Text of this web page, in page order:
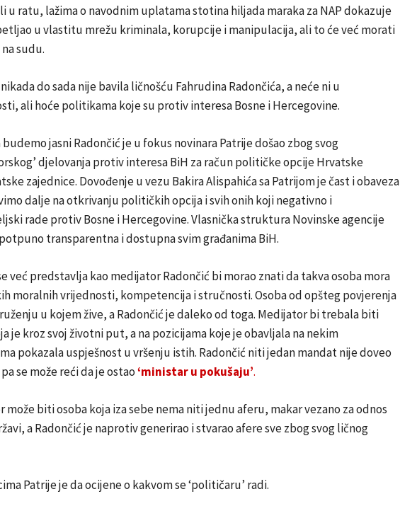
u ratu, lažima o navodnim uplatama stotina hiljada maraka za NAP dokazuje
u vlastitu mrežu kriminala, korupcije i manipulacija, ali to će već morati
sudu.
do sada nije bavila ličnošću Fahrudina Radončića, a neće ni u
ali hoće politikama koje su protiv interesa Bosne i Hercegovine.
budemo jasni Radončić je u fokus novinara Patrije došao zbog svog
djelovanja protiv interesa BiH za račun političke opcije Hrvatske
zajednice. Dovođenje u vezu Bakira Alispahića sa Patrijom je čast i obaveza
dalje na otkrivanju političkih opcija i svih onih koji negativno i
rade protiv Bosne i Hercegovine. Vlasnička struktura Novinske agencije
transparentna i dostupna svim građanima BiH.
već predstavlja kao medijator Radončić bi morao znati da takva osoba mora
moralnih vrijednosti, kompetencija i stručnosti. Osoba od opšteg povjerenja
u kojem žive, a Radončić je daleko od toga. Medijator bi trebala biti
je kroz svoj životni put, a na pozicijama koje je obavljala na nekim
pokazala uspješnost u vršenju istih. Radončić niti jedan mandat nije doveo
se može reći da je ostao‘ministar u pokušaju’.
može biti osoba koja iza sebe nema niti jednu aferu, makar vezano za odnos
a Radončić je naprotiv generirao i stvarao afere sve zbog svog ličnog
Patrije je da ocijene o kakvom se ‘političaru’ radi.